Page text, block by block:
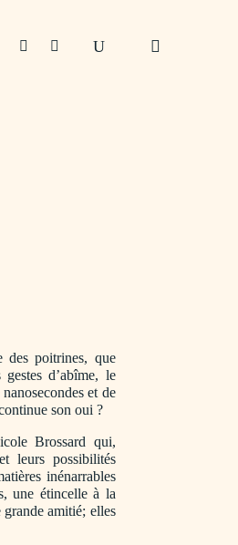
 
des poitrines, que
d’abîme, le
et de
son oui ?
Brossard qui,
leurs possibilités
inénarrables
une étincelle à la
amitié; elles